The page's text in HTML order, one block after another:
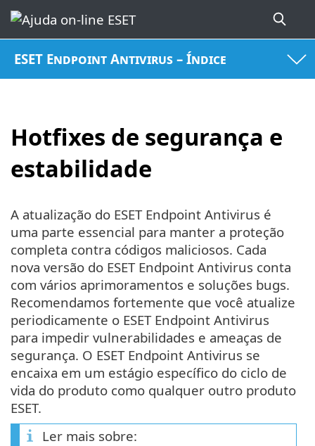
ESET Endpoint Antivirus – Índice
Hotfixes de segurança e
estabilidade
A atualização do ESET Endpoint Antivirus é
uma parte essencial para manter a proteção
completa contra códigos maliciosos. Cada
nova versão do ESET Endpoint Antivirus conta
com vários aprimoramentos e soluções bugs.
Recomendamos fortemente que você atualize
periodicamente o ESET Endpoint Antivirus
para impedir vulnerabilidades e ameaças de
segurança. O ESET Endpoint Antivirus se
encaixa em um estágio específico do ciclo de
vida do produto como qualquer outro produto
ESET.
Ler mais sobre: